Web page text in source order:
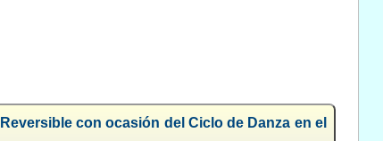
con ocasión del Ciclo de Danza en el